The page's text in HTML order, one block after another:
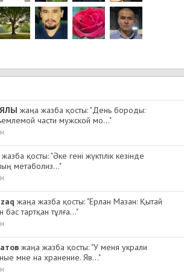
жаңа жазба қосты: "День бороды:
части мужской мо..."
қосты: "Әке гені жүктілік кезінде
метаболиз..."
жаңа жазба қосты: "Ерлан Мазан: Қытай
бас тартқан тұлға..."
жаңа жазба қосты: "У меня украли
мне на хранение. Яв..."